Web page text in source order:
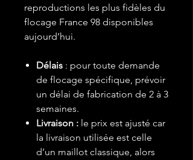
reproductions les plus fidèles du
flocage France 98 disponibles
aujourd’hui.
Délais : pour toute demande
de flocage spécifique, prévoir
un délai de fabrication de 2 à 3
semaines.
Livraison : le prix est ajusté car
la livraison utilisée est celle
d’un maillot classique, alors